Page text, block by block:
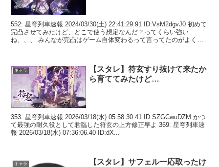
552: 星穹列車速報 2024/03/30(土) 22:41:29.91 ID:VsM2dgvJ0 初めて
完凸させてみたけど、どこで使う想定なんだ？ってくらい強い
ね、、、 みんなが完凸はゲーム自体変わるって言ってたのがよく分
キャラ
【スタレ】符玄すり抜けて来たか
ら育ててみたけど…
353: 星穹列車速報 2026/03/18(水) 05:58:30.41 ID:SZGCwuDZM かつ
て最強の耐久役として君臨した符玄の上方修正早よ 369: 星穹列車速
報 2026/03/18(水) 07:36:06.40 ID:dX...
キャラ
【スタレ】サフェル一応取ったけ